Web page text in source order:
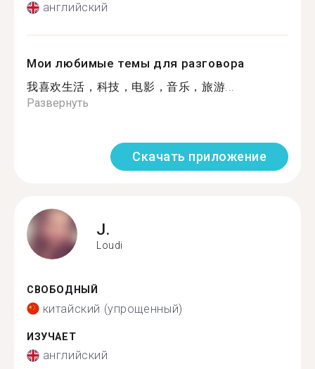
английский
Мои любимые темы для разговора
我喜欢生活，科技，电影，音乐，旅游...
Развернуть
Скачать приложение
J.
Loudi
СВОБОДНЫЙ
китайский (упрощенный)
ИЗУЧАЕТ
английский